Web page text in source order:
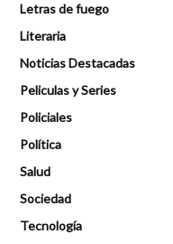
Letras de fuego
Literaria
Noticias Destacadas
Peliculas y Series
Policiales
Política
Salud
Sociedad
Tecnología